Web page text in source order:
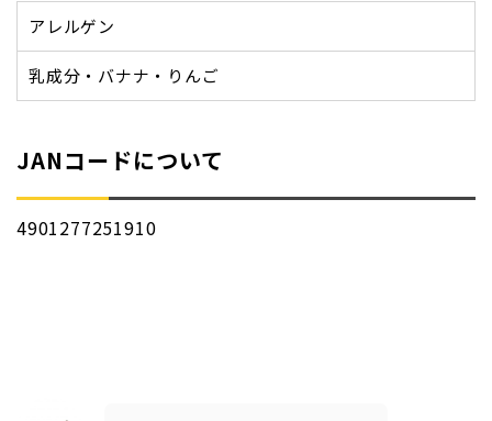
アレルゲン
乳成分・バナナ・りんご
JANコードについて
4901277251910